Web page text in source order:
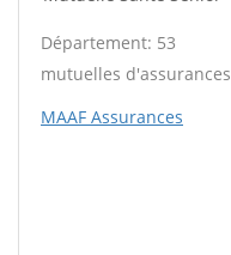
Département: 53
mutuelles d'assurances
MAAF Assurances